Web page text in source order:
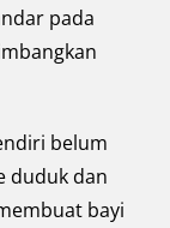
pada
belum
duduk dan
bayi